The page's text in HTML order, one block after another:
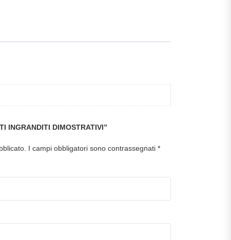
INGRANDITI DIMOSTRATIVI”
I campi obbligatori sono contrassegnati *